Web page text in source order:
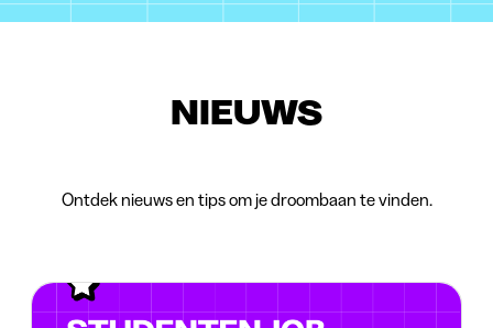
NIEUWS
Ontdek nieuws en tips om je droombaan te vinden.